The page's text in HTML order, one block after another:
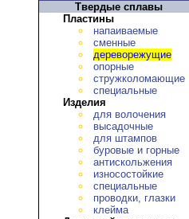
Твердые сплавы
Пластины
напаиваемые
сменные
дереворежущие
опорные
стружколомающие
специальные
Изделия
для волочения
высадочные
для штампов
буровые и горные
антискольжения
износостойкие
специальные
проводки, глазки
клейма